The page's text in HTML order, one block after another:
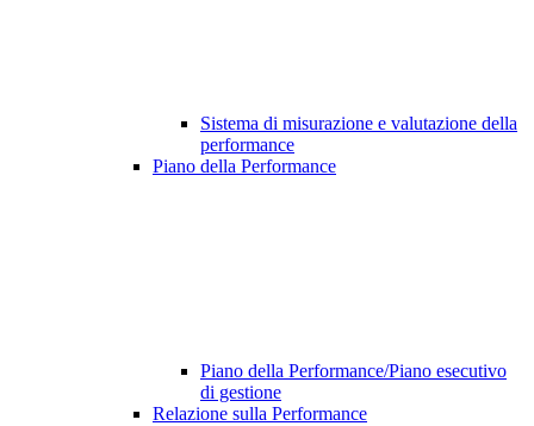
Sistema di misurazione e valutazione della
performance
Piano della Performance
Piano della Performance/Piano esecutivo
di gestione
Relazione sulla Performance